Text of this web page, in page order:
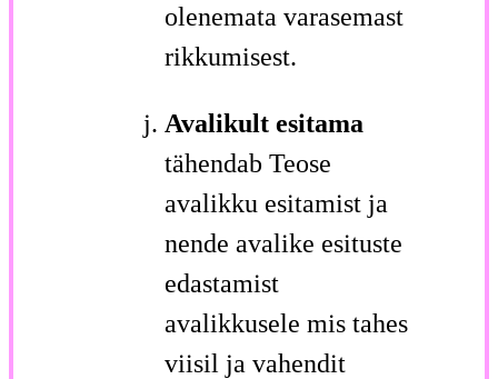
olenemata varasemast
rikkumisest.
Avalikult esitama
tähendab Teose
avalikku esitamist ja
nende avalike esituste
edastamist
avalikkusele mis tahes
viisil ja vahendit